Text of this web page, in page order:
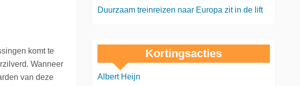
komt te
Wanneer
van deze
Duurzaam treinreizen naar Europa zit in de lift
Kortingsacties
Albert Heijn